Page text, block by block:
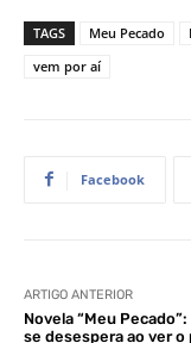
TAGS Meu Pecado
vem por aí
Facebook
ARTIGO ANTERIOR
Novela “Meu
se desespera ao ver o